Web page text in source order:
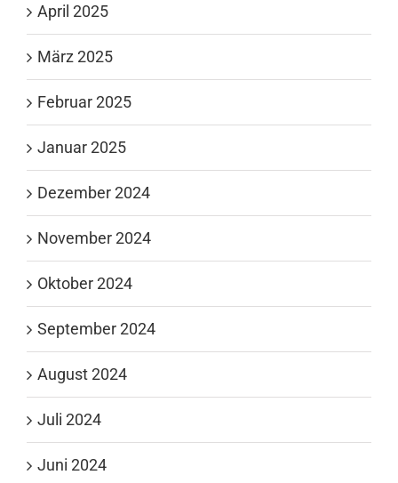
April 2025
März 2025
Februar 2025
Januar 2025
Dezember 2024
November 2024
Oktober 2024
September 2024
August 2024
Juli 2024
Juni 2024